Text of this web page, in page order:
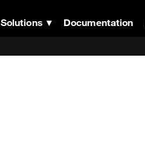
Solutions Documentation